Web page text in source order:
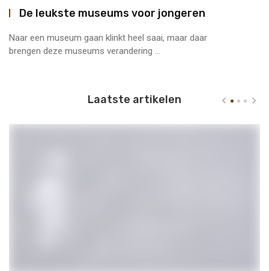
De leukste museums voor jongeren
Naar een museum gaan klinkt heel saai, maar daar
brengen deze museums verandering ...
Laatste artikelen